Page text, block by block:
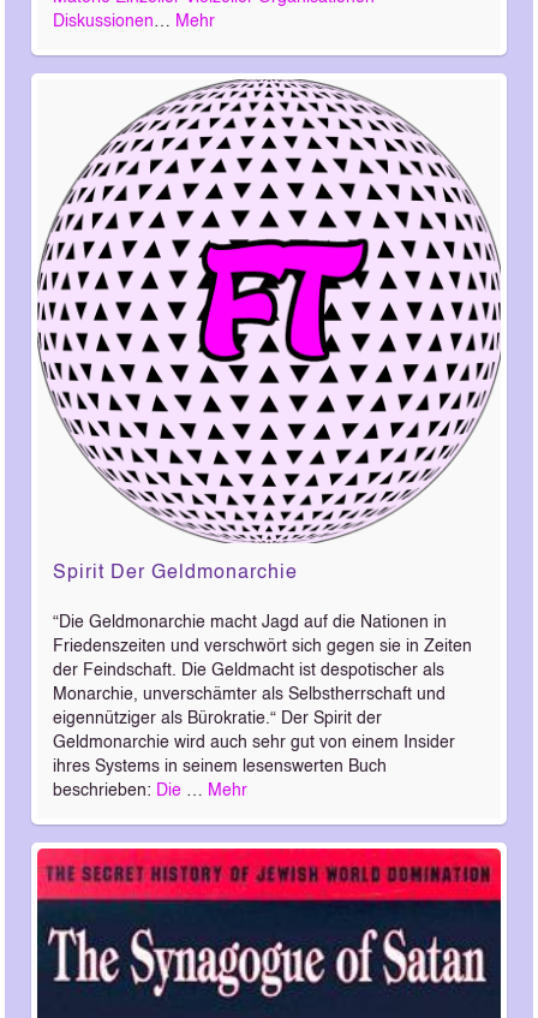
Diskussionen … Mehr
Spirit Der Geldmonarchie
“Die Geldmonarchie macht Jagd auf die Nationen in
Friedenszeiten und verschwört sich gegen sie in Zeiten
der Feindschaft. Die Geldmacht ist despotischer als
Monarchie, unverschämter als Selbstherrschaft und
eigennütziger als Bürokratie.“ Der Spirit der
Geldmonarchie wird auch sehr gut von einem Insider
ihres Systems in seinem lesenswerten Buch
beschrieben: Die … Mehr